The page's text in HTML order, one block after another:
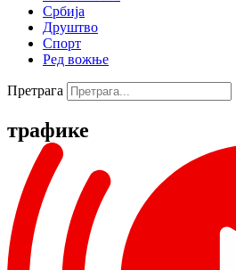
Србија
Друштво
Спорт
Ред вожње
Претрага
трафике